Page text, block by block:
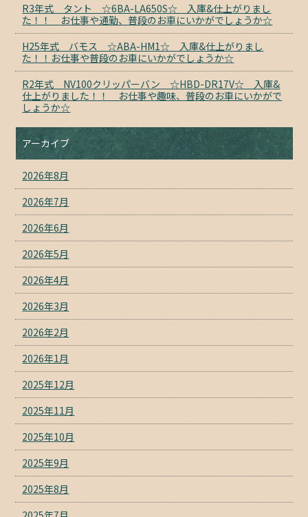
R3年式 タント ☆6BA-LA650S☆ 入庫&仕上がりまし
た！！ お仕事や通勤、普段のお車にいかがでしょうか☆
H25年式 バモス ☆ABA-HM1☆ 入庫&仕上がりまし
た！！お仕事や普段のお車にいかがでしょうか☆
R2年式 NV100クリッパーバン ☆HBD-DR17V☆ 入庫&
仕上がりました！！ お仕事や趣味、普段のお車にいかがで
しょうか☆
アーカイブ
2026年8月
2026年7月
2026年6月
2026年5月
2026年4月
2026年3月
2026年2月
2026年1月
2025年12月
2025年11月
2025年10月
2025年9月
2025年8月